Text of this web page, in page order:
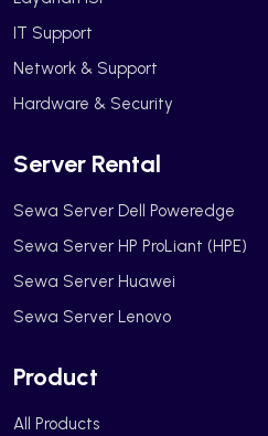
IT Support
Network & Support
Hardware & Security
Server Rental
Sewa Server Dell Poweredge
Sewa Server HP ProLiant (HPE)
Sewa Server Huawei
Sewa Server Lenovo
Product
All Products